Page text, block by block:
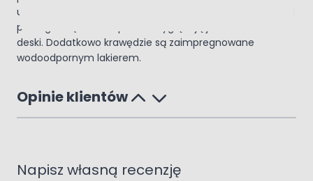
ułożeniu mamy wrażenie osobnych desek a nie jednolitej
podłogi. Dzięki temu panele wyglądają jak naturalne
deski. Dodatkowo krawędzie są zaimpregnowane
wodoodpornym lakierem.
Opinie klientów
Napisz własną recenzję